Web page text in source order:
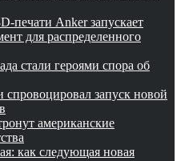
печати Anker запускает
для распределенного
стали героями спора об
запуск новой
американские
как следующая новая